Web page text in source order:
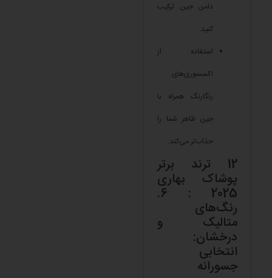
دامن جین ترکیب
کنید.
استفاده از
اکسسوری‌های
رنگارنگ همراه با
جین ظاهر شما را
جذاب‌تر می‌کند.
12 ترند برتر
پوشاک بهاری
2025 : 6.
رنگ‌های
متالیک و
درخشان:
انتخابی
جسورانه